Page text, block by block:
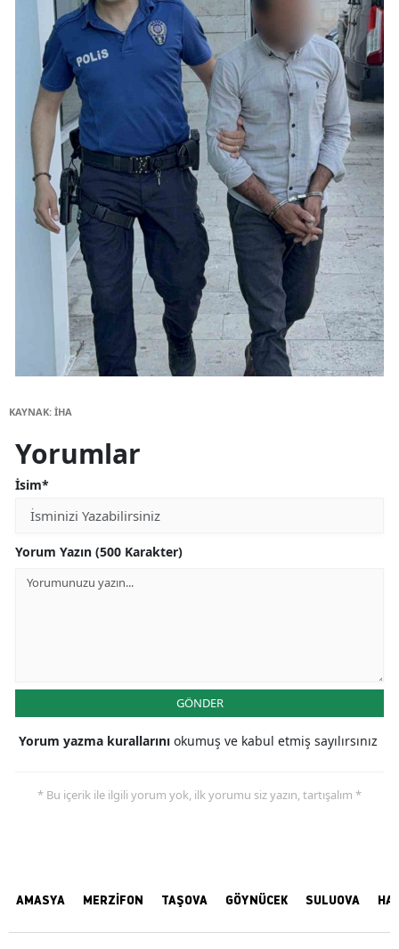
KAYNAK: İHA
Yorumlar
İsim*
Yorum Yazın (500 Karakter)
GÖNDER
Yorum yazma kurallarını okumuş ve kabul etmiş sayılırsınız
* Bu içerik ile ilgili yorum yok, ilk yorumu siz yazın, tartışalım *
AMASYA MERZİFON TAŞOVA GÖYNÜCEK SULUOVA